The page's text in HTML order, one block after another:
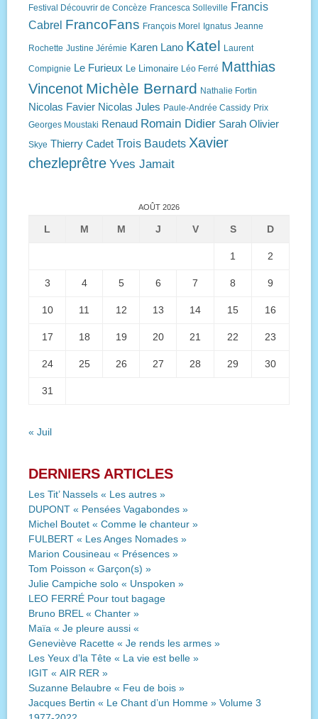
Festival Découvrir de Concèze Francesca Solleville Francis
Cabrel FrancoFans François Morel Ignatus Jeanne
Rochette Justine Jérémie Karen Lano Katel Laurent
Compignie Le Furieux Le Limonaire Léo Ferré Matthias
Vincenot Michèle Bernard Nathalie Fortin
Nicolas Favier Nicolas Jules Paule-Andrée Cassidy Prix
Georges Moustaki Renaud Romain Didier Sarah Olivier
Skye Thierry Cadet Trois Baudets Xavier
chezleprêtre Yves Jamait
AOÛT 2026
L M M J V S D
1 2
3 4 5 6 7 8 9
10 11 12 13 14 15 16
17 18 19 20 21 22 23
24 25 26 27 28 29 30
31
« Juil
DERNIERS ARTICLES
Les Tit’ Nassels « Les autres »
DUPONT « Pensées Vagabondes »
Michel Boutet « Comme le chanteur »
FULBERT « Les Anges Nomades »
Marion Cousineau « Présences »
Tom Poisson « Garçon(s) »
Julie Campiche solo « Unspoken »
LEO FERRÉ Pour tout bagage
Bruno BREL « Chanter »
Maïa « Je pleure aussi «
Geneviève Racette « Je rends les armes »
Les Yeux d’la Tête « La vie est belle »
IGIT « AIR RER »
Suzanne Belaubre « Feu de bois »
Jacques Bertin « Le Chant d’un Homme » Volume 3